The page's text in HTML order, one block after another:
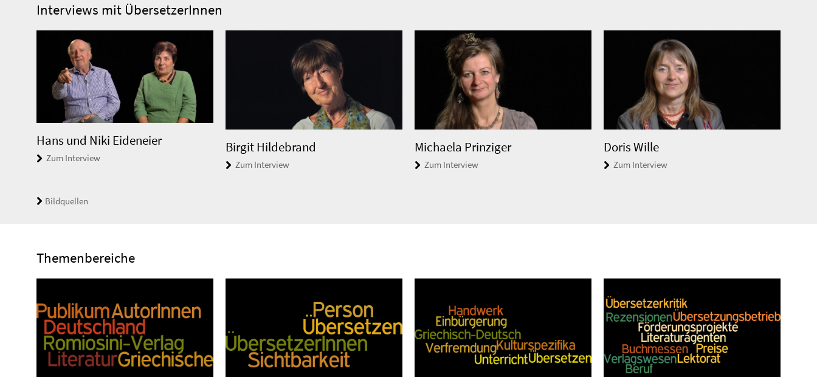
Interviews mit ÜbersetzerInnen
Hans und Niki Eideneier
Zum Interview
Birgit Hildebrand
Zum Interview
Michaela Prinziger
Zum Interview
Doris Wille
Zum Interview
Bildquellen
Themenbereiche